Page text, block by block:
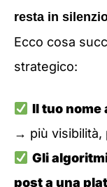
resta in
Ecco cosa
strategico:
Il tuo nome
→ più visibilità,
Gli
post a una